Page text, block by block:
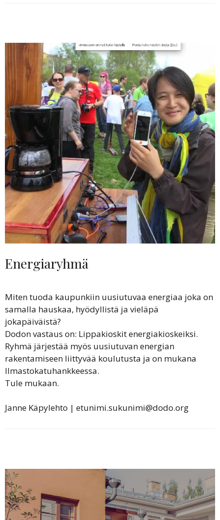
Energiaryhmä
Miten tuoda kaupunkiin uusiutuvaa energiaa joka on
samalla hauskaa, hyödyllistä ja vieläpä
jokapäiväistä?
Dodon vastaus on: Lippakioskit energiakioskeiksi.
Ryhmä järjestää myös uusiutuvan energian
rakentamiseen liittyvää koulutusta ja on mukana
Ilmastokatuhankkeessa.
Tule mukaan.
Janne Käpylehto | etunimi.sukunimi@dodo.org